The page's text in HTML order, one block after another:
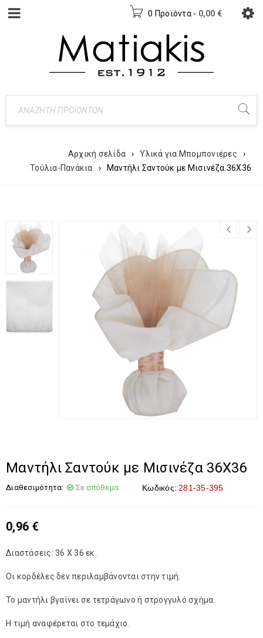
0 Προϊόντα - 0,00 €
Αρχική σελίδα › Υλικά για Μπομπονιέρες
›
Τούλια-Πανάκια
› Μαντήλι Σαντούκ με Μισινέζα 36Χ36
Μαντήλι Σαντούκ με Μισινέζα 36Χ36
Διαθεσιμότητα: Σε απόθεμα Κωδικός: 281-35-395
0,96 €
Διαστάσεις: 36 Χ 36 εκ.
Οι κορδέλες δεν περιλαμβάνονται στην τιμή.
Το μαντήλι βγαίνει σε τετράγωνο ή στρογγυλό σχήμα.
Η τιμή αναφέρεται στο τεμάχιο.